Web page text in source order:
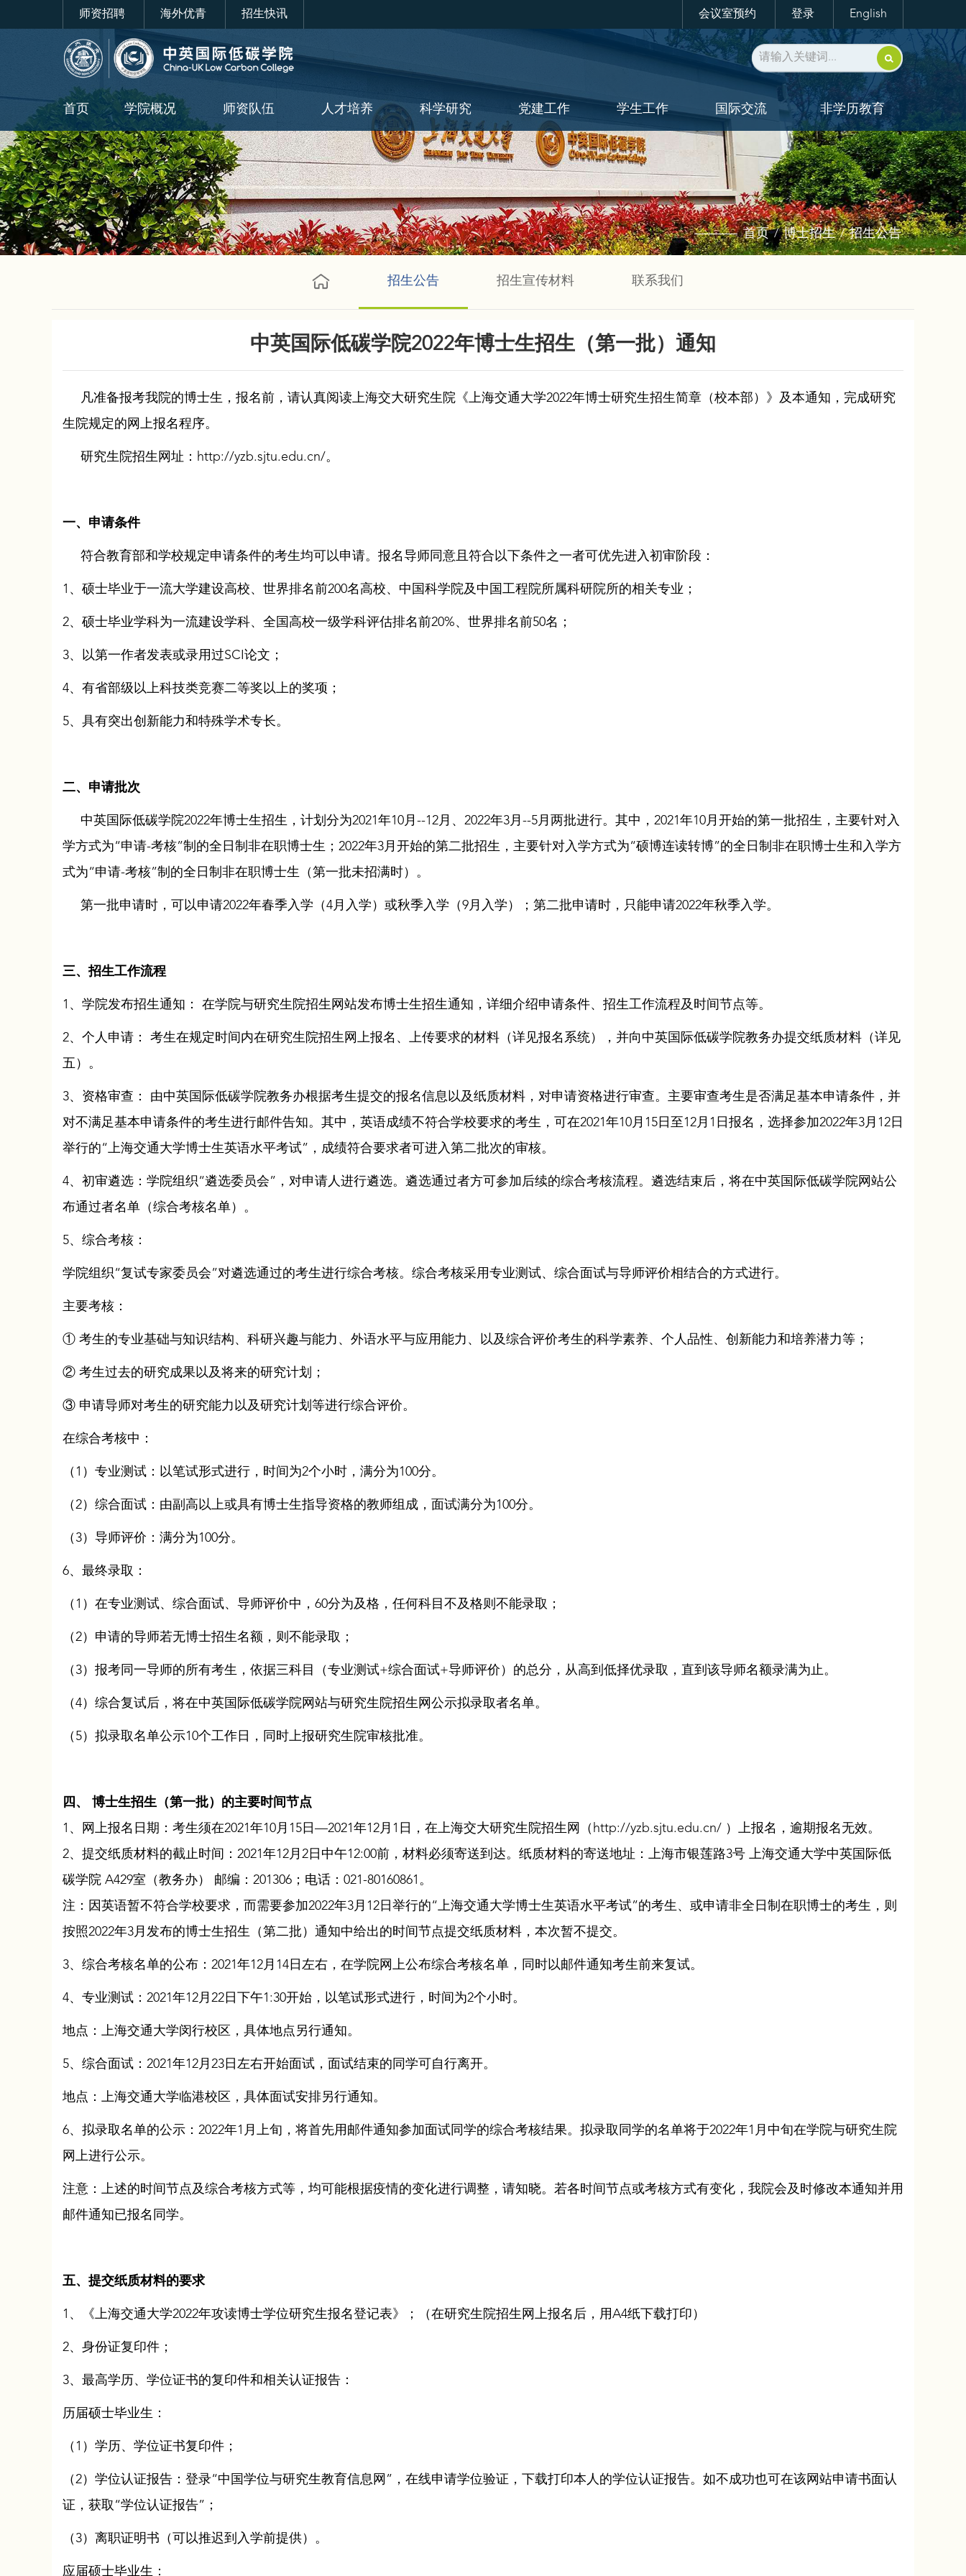
师资招聘 海外优青 招生快讯 会议室预约 登录 English
首页 学院概况 师资队伍 人才培养 科学研究 党建工作 学生工作 国际交流 非学历教育
首页/博士招生/招生公告
招生公告 招生宣传材料 联系我们
中英国际低碳学院2022年博士生招生（第一批）通知
凡准备报考我院的博士生，报名前，请认真阅读上海交大研究生院《上海交通大学2022年博士研究生招生简章（校本部）》及本通知，完成研究
生院规定的网上报名程序。
研究生院招生网址： http://yzb.sjtu.edu.cn/。
一、申请条件
符合教育部和学校规定申请条件的考生均可以申请。报名导师同意且符合以下条件之一者可优先进入初审阶段：
1、硕士毕业于一流大学建设高校、世界排名前200名高校、中国科学院及中国工程院所属科研院所的相关专业；
2、硕士毕业学科为一流建设学科、全国高校一级学科评估排名前20%、世界排名前50名；
3、以第一作者发表或录用过SCI论文；
4、有省部级以上科技类竞赛二等奖以上的奖项；
5、具有突出创新能力和特殊学术专长。
二、申请批次
中英国际低碳学院2022年博士生招生，计划分为2021年10月--12月、2022年3月--5月两批进行。其中，2021年10月开始的第一批招生，主要针对入
学方式为“申请-考核”制的全日制非在职博士生；2022年3月开始的第二批招生，主要针对入学方式为“硕博连读转博”的全日制非在职博士生和入学方
式为“申请-考核”制的全日制非在职博士生（第一批未招满时）。
第一批申请时，可以申请2022年春季入学（4月入学）或秋季入学（9月入学）；第二批申请时，只能申请2022年秋季入学。
三、招生工作流程
1、学院发布招生通知： 在学院与研究生院招生网站发布博士生招生通知，详细介绍申请条件、招生工作流程及时间节点等。
2、个人申请： 考生在规定时间内在研究生院招生网上报名、上传要求的材料（详见报名系统），并向中英国际低碳学院教务办提交纸质材料（详见
五）。
3、资格审查： 由中英国际低碳学院教务办根据考生提交的报名信息以及纸质材料，对申请资格进行审查。主要审查考生是否满足基本申请条件，并
对不满足基本申请条件的考生进行邮件告知。其中，英语成绩不符合学校要求的考生，可在2021年10月15日至12月1日报名，选择参加2022年3月12日
举行的“上海交通大学博士生英语水平考试”，成绩符合要求者可进入第二批次的审核。
4、初审遴选：学院组织“遴选委员会”，对申请人进行遴选。遴选通过者方可参加后续的综合考核流程。遴选结束后，将在中英国际低碳学院网站公
布通过者名单（综合考核名单）。
5、综合考核：
学院组织“复试专家委员会”对遴选通过的考生进行综合考核。综合考核采用专业测试、综合面试与导师评价相结合的方式进行。
主要考核：
① 考生的专业基础与知识结构、科研兴趣与能力、外语水平与应用能力、以及综合评价考生的科学素养、个人品性、创新能力和培养潜力等；
② 考生过去的研究成果以及将来的研究计划；
③ 申请导师对考生的研究能力以及研究计划等进行综合评价。
在综合考核中：
（1）专业测试：以笔试形式进行，时间为2个小时，满分为100分。
（2）综合面试：由副高以上或具有博士生指导资格的教师组成，面试满分为100分。
（3）导师评价：满分为100分。
6、最终录取：
（1）在专业测试、综合面试、导师评价中，60分为及格，任何科目不及格则不能录取；
（2）申请的导师若无博士招生名额，则不能录取；
（3）报考同一导师的所有考生，依据三科目（专业测试+综合面试+导师评价）的总分，从高到低择优录取，直到该导师名额录满为止。
（4）综合复试后，将在中英国际低碳学院网站与研究生院招生网公示拟录取者名单。
（5）拟录取名单公示10个工作日，同时上报研究生院审核批准。
四、 博士生招生（第一批）的主要时间节点
1、网上报名日期：考生须在2021年10月15日—2021年12月1日，在上海交大研究生院招生网（ http://yzb.sjtu.edu.cn/ ）上报名，逾期报名无效。
2、提交纸质材料的截止时间：2021年12月2日中午12:00前，材料必须寄送到达。纸质材料的寄送地址：上海市银莲路3号 上海交通大学中英国际低
碳学院 A429室（教务办） 邮编：201306；电话：021-80160861。
注：因英语暂不符合学校要求，而需要参加2022年3月12日举行的“上海交通大学博士生英语水平考试”的考生、或申请非全日制在职博士的考生，则
按照2022年3月发布的博士生招生（第二批）通知中给出的时间节点提交纸质材料，本次暂不提交。
3、综合考核名单的公布：2021年12月14日左右，在学院网上公布综合考核名单，同时以邮件通知考生前来复试。
4、专业测试：2021年12月22日下午1:30开始，以笔试形式进行，时间为2个小时。
地点：上海交通大学闵行校区，具体地点另行通知。
5、综合面试：2021年12月23日左右开始面试，面试结束的同学可自行离开。
地点：上海交通大学临港校区，具体面试安排另行通知。
6、拟录取名单的公示：2022年1月上旬，将首先用邮件通知参加面试同学的综合考核结果。拟录取同学的名单将于2022年1月中旬在学院与研究生院
网上进行公示。
注意：上述的时间节点及综合考核方式等，均可能根据疫情的变化进行调整，请知晓。若各时间节点或考核方式有变化，我院会及时修改本通知并用
邮件通知已报名同学。
五、提交纸质材料的要求
1、《上海交通大学2022年攻读博士学位研究生报名登记表》；（在研究生院招生网上报名后，用A4纸下载打印）
2、身份证复印件；
3、最高学历、学位证书的复印件和相关认证报告：
历届硕士毕业生：
（1）学历、学位证书复印件；
（2）学位认证报告：登录“中国学位与研究生教育信息网”，在线申请学位验证，下载打印本人的学位认证报告。如不成功也可在该网站申请书面认
证，获取“学位认证报告”；
（3）离职证明书（可以推迟到入学前提供）。
应届硕士毕业生：